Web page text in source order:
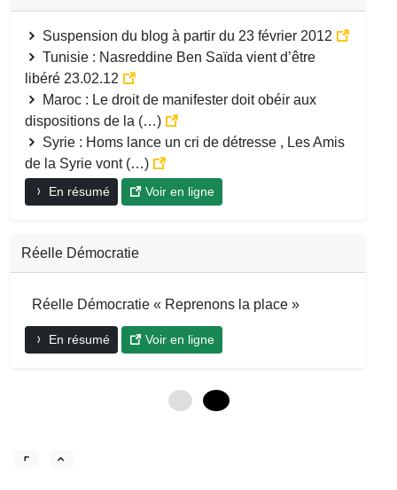
Suspension du blog à partir du 23 février 2012
Tunisie : Nasreddine Ben Saïda vient d’être
libéré 23.02.12
Maroc : Le droit de manifester doit obéir aux
dispositions de la (…)
Syrie : Homs lance un cri de détresse , Les Amis
de la Syrie vont (…)
En résumé Voir en ligne
Réelle Démocratie
Réelle Démocratie « Reprenons la place »
En résumé Voir en ligne